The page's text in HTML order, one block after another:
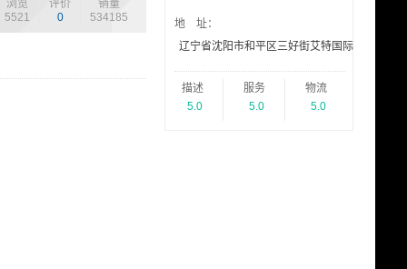
浏览
5521
评价
0
销量
534185
地 址：
辽宁省沈阳市和平区三好街艾特国际花园4-4-
描述
5.0
服务
5.0
物流
5.0